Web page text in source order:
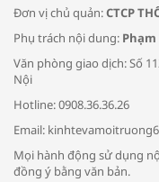
Đơn vị chủ quản:CTCP
Phụ trách nội dung:
Văn phòng giao dịch: Số
Nội
Hotline: 0908.36.36.26
Email:
Mọi hành động sử dụng
đồng ý bằng văn bản.